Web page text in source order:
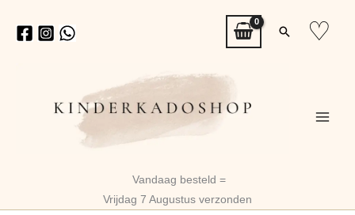
naar
Zoeken
♡
Vandaag besteld =
Vrijdag 7 Augustus verzonden